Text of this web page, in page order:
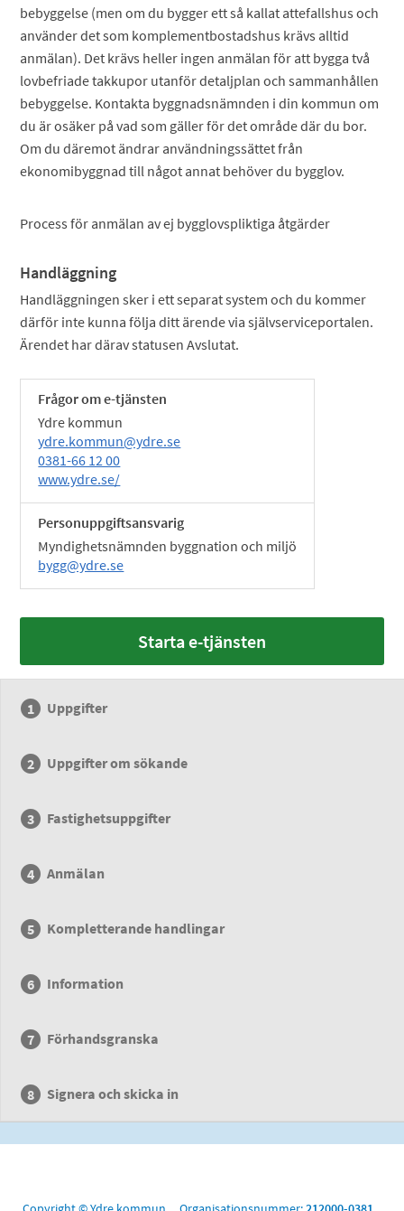
bebyggelse (men om du bygger ett så kallat attefallshus och
använder det som komplementbostadshus krävs alltid
anmälan). Det krävs heller ingen anmälan för att bygga två
lovbefriade takkupor utanför detaljplan och sammanhållen
bebyggelse. Kontakta byggnadsnämnden i din kommun om
du är osäker på vad som gäller för det område där du bor.
Om du däremot ändrar användningssättet från
ekonomibyggnad till något annat behöver du bygglov.
Process för anmälan av ej bygglovspliktiga åtgärder
Handläggning
Handläggningen sker i ett separat system och du kommer
därför inte kunna följa ditt ärende via självserviceportalen.
Ärendet har därav statusen Avslutat.
Frågor om e-tjänsten
Ydre kommun
ydre.kommun@ydre.se
0381-66 12 00
www.ydre.se/
Personuppgiftsansvarig
Myndighetsnämnden byggnation och miljö
bygg@ydre.se
Starta e-tjänsten
Uppgifter
Uppgifter om sökande
Fastighetsuppgifter
Anmälan
Kompletterande handlingar
Information
Förhandsgranska
Signera och skicka in